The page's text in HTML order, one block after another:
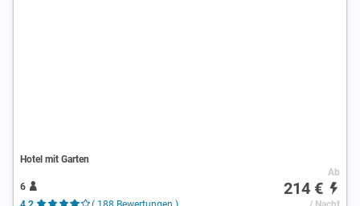
Hotel mit Garten
6
Ab
214 €